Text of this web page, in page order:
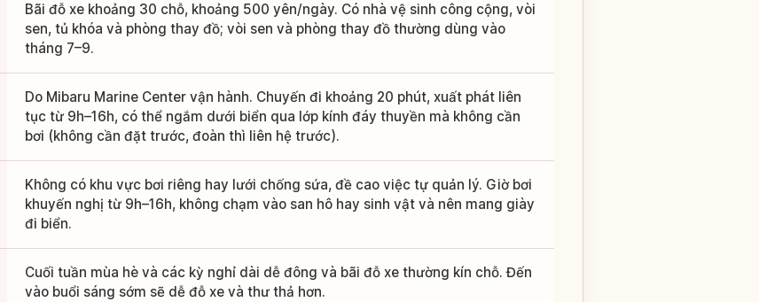
Bãi đỗ xe khoảng 30 chỗ, khoảng 500 yên/ngày. Có nhà vệ sinh công cộng, vòi
sen, tủ khóa và phòng thay đồ; vòi sen và phòng thay đồ thường dùng vào
tháng 7–9.
Do Mibaru Marine Center vận hành. Chuyến đi khoảng 20 phút, xuất phát liên
tục từ 9h–16h, có thể ngắm dưới biển qua lớp kính đáy thuyền mà không cần
bơi (không cần đặt trước, đoàn thì liên hệ trước).
Không có khu vực bơi riêng hay lưới chống sứa, đề cao việc tự quản lý. Giờ bơi
khuyến nghị từ 9h–16h, không chạm vào san hô hay sinh vật và nên mang giày
đi biển.
Cuối tuần mùa hè và các kỳ nghỉ dài dễ đông và bãi đỗ xe thường kín chỗ. Đến
vào buổi sáng sớm sẽ dễ đỗ xe và thư thả hơn.